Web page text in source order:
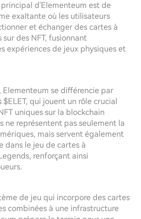
d'Elementeum est de
exaltante où les utilisateurs
et échanger des cartes à
des NFT, fusionnant
expériences de jeux physiques et
se différencie par
qui jouent un rôle crucial
uniques sur la blockchain
ne représentent pas seulement la
mais servent également
dans le jeu de cartes à
renforçant ainsi
de jeu qui incorpore des cartes
combinées à une infrastructure